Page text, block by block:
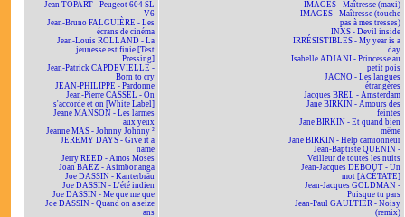
Jean TOPART - Peugeot 604 SL
V6
Jean-Bruno FALGUIÈRE - Les
écrans de cinéma
Jean-Louis ROLLAND - La
jeunesse est finie [Test
Pressing]
Jean-Patrick CAPDEVIELLE -
Born to cry
JEAN-PHILIPPE - Pardonne
Jean-Pierre CASSEL - On
s'accorde et on [White Label]
Jeane MANSON - Les larmes
aux yeux
Jeanne MAS - Johnny Johnny ²
JEREMY DAYS - Give it a
name
Jerry REED - Amos Moses
Joan BAEZ - Asimbonanga
Joe DASSIN - Kanterbräu
Joe DASSIN - L'été indien
Joe DASSIN - Me que me que
Joe DASSIN - Quand on a seize
ans
IMAGES - Maîtresse (maxi)
IMAGES - Maîtresse (touche
pas à mes tresses)
INXS - Devil inside
IRRÉSISTIBLES - My year is a
day
Isabelle ADJANI - Princesse au
petit pois
JACNO - Les langues
étrangères
Jacques BREL - Amsterdam
Jane BIRKIN - Amours des
feintes
Jane BIRKIN - Et quand bien
même
Jane BIRKIN - Help camionneur
Jean-Baptiste QUENIN -
Veilleur de toutes les nuits
Jean-Jacques DEBOUT - Un
mot [ACÉTATE]
Jean-Jacques GOLDMAN -
Puisque tu pars
Jean-Paul GAULTIER - Noisy
(remix)